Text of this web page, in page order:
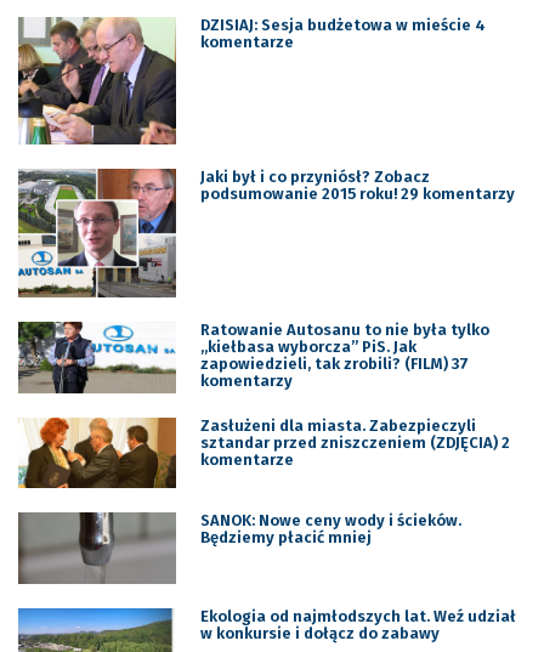
DZISIAJ: Sesja budżetowa w mieście 4
komentarze
Jaki był i co przyniósł? Zobacz
podsumowanie 2015 roku! 29 komentarzy
Ratowanie Autosanu to nie była tylko
,,kiełbasa wyborcza” PiS. Jak
zapowiedzieli, tak zrobili? (FILM) 37
komentarzy
Zasłużeni dla miasta. Zabezpieczyli
sztandar przed zniszczeniem (ZDJĘCIA) 2
komentarze
SANOK: Nowe ceny wody i ścieków.
Będziemy płacić mniej
Ekologia od najmłodszych lat. Weź udział
w konkursie i dołącz do zabawy